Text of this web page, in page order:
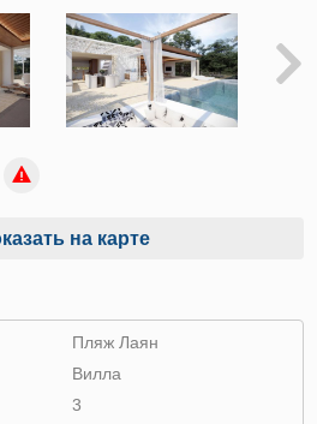
на карте
Пляж Лаян
Вилла
3